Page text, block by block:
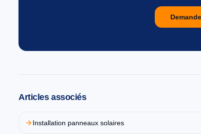
Articles associés
Installation panneaux solaires